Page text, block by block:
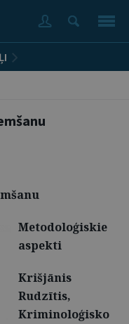
Metodoloģiskie
aspekti
Krišjānis
Rudzītis,
Kriminoloģisko